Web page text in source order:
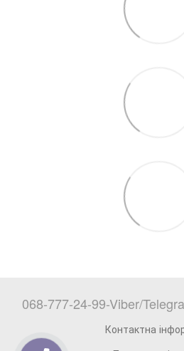
068-777-24-99-Viber/
Контактна